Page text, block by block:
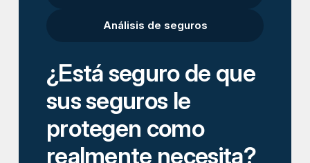
Análisis de seguros
¿Está seguro de que
sus seguros le
protegen como
realmente necesita?